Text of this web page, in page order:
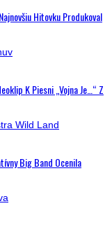
Hitovku Produkoval
K Piesni „Vojna Je…“ Z
Big Band Ocenila